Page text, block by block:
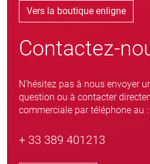
Vers la boutique enligne
Contactez-
N'hésitez pas à nous envoyer
question ou à contacter
commerciale par téléphone au :
+ 33 389 401213